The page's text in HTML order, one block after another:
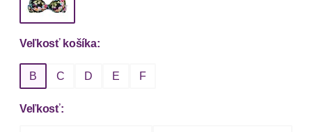
Veľkosť košíka:
B C D E F
Veľkosť: